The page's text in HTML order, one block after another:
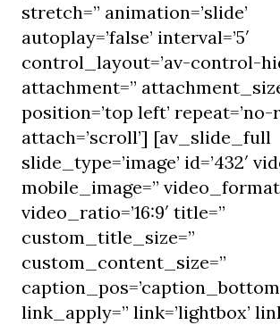
stretch=” animation=’slide’
autoplay=’false’ interval=’5′
control_layout=’av-control-
attachment=”
position=’top left’ repeat=’no-
attach=’scroll’] [av_slide_full
slide_type=’image’ id=’432′
mobile_image=”
video_ratio=’16:9′ title=”
custom_title_size=”
custom_content_size=”
link_apply=” link=’lightbox’